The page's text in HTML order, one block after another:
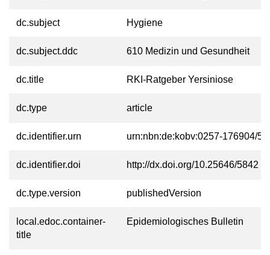
dc.subject Hygiene
dc.subject.ddc 610 Medizin und Gesundheit
dc.title RKI-Ratgeber Yersiniose
dc.type article
dc.identifier.urn urn:nbn:de:kobv:0257-176904/
dc.identifier.doi http://dx.doi.org/10.25646/5842
dc.type.version publishedVersion
local.edoc.container-
title
Epidemiologisches Bulletin